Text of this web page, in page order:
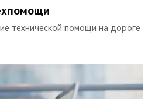
технической помощи на дороге